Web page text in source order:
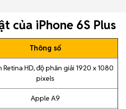
của iPhone 6S Plus
Thông số
Retina HD, độ phân giải 1920 x 1080
pixels
Apple A9